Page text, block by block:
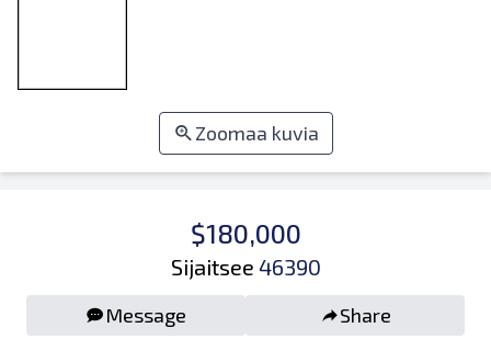
Zoomaa kuvia
$180,000
Sijaitsee 46390
Message Share